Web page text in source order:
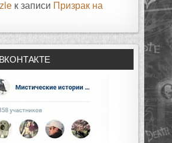
к записи Призрак на